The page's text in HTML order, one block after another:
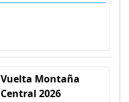
Vuelta Montaña
Central 2026